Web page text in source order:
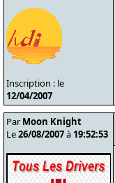
Inscription : le
12/04/2007
Par Moon Knight
Le26/08/2007à 19:52:53